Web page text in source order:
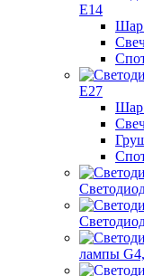
Е14
Шар
Е27
Шар
лампы